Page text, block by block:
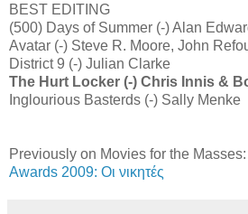
BEST EDITING
(500) Days of Summer (-) Alan
Avatar (-) Steve R. Moore, John
District 9 (-) Julian Clarke
The Hurt Locker (-) Chris Innis &
Inglourious Basterds (-) Sally Menke
Previously on Movies for the Masses:
Awards 2009: Οι νικητές